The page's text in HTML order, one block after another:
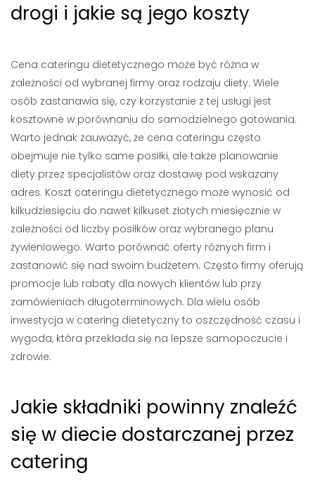
drogi i jakie są jego koszty
Cena cateringu dietetycznego może być różna w
zależności od wybranej firmy oraz rodzaju diety. Wiele
osób zastanawia się, czy korzystanie z tej usługi jest
kosztowne w porównaniu do samodzielnego gotowania.
Warto jednak zauważyć, że cena cateringu często
obejmuje nie tylko same posiłki, ale także planowanie
diety przez specjalistów oraz dostawę pod wskazany
adres. Koszt cateringu dietetycznego może wynosić od
kilkudziesięciu do nawet kilkuset złotych miesięcznie w
zależności od liczby posiłków oraz wybranego planu
żywieniowego. Warto porównać oferty różnych firm i
zastanowić się nad swoim budżetem. Często firmy oferują
promocje lub rabaty dla nowych klientów lub przy
zamówieniach długoterminowych. Dla wielu osób
inwestycja w catering dietetyczny to oszczędność czasu i
wygoda, która przekłada się na lepsze samopoczucie i
zdrowie.
Jakie składniki powinny znaleźć
się w diecie dostarczanej przez
catering